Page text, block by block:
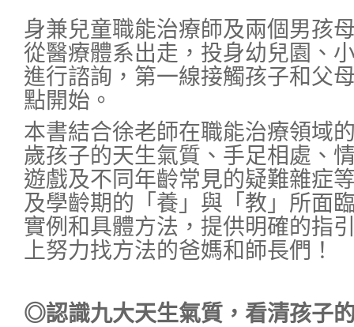
身兼兒童職能治療師及兩個男孩
從醫療體系出走，投身幼兒園、
進行諮詢，第一線接觸孩子和父
點開始。
本書結合徐老師在職能治療領域
歲孩子的天生氣質、手足相處、
遊戲及不同年齡常見的疑難雜症
及學齡期的「養」與「教」所面
實例和具體方法，提供明確的指
上努力找方法的爸媽和師長們！
◎認識九大天生氣質，看清孩子